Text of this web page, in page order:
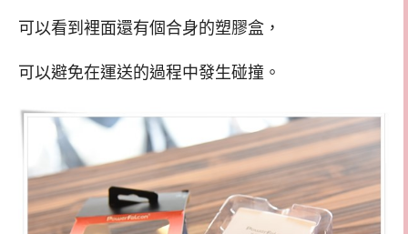
可以看到裡面還有個合身的塑膠盒，
可以避免在運送的過程中發生碰撞。